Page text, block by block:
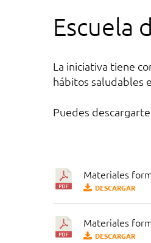
Escuela
La iniciativa tiene
hábitos saludables
Puedes
Materiales
DESCARGAR
Materiales
DESCARGAR